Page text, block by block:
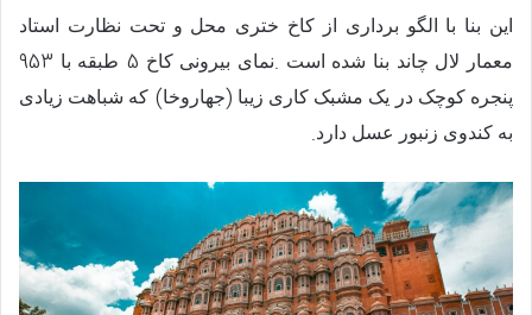
این بنا با الگو برداری از کاخ ختری محل و تحت نظارت استاد
معمار لال چاند بنا شده است .نمای بیرونی کاخ 5 طبقه با 953
پنجره کوچک در یک مشبک کاری زیبا (جهاروخا) که شباهت زیادی
به کندوی زنبور عسل دارد.